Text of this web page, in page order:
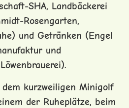
SHA, Landbäckerei
Rosengarten,
und Getränken (Engel
und
kurzweiligen Minigolf
der Ruheplätze, beim